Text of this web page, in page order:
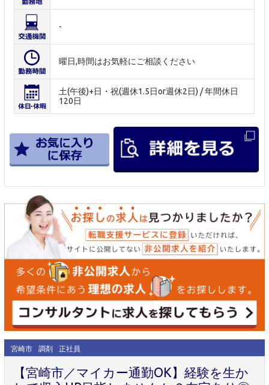
-
曜日,時間はお気軽にご相談ください
土(午後)+日・祝(週休1.5日or週休2日) / 年間休日
120日
宮崎市 調剤 正社員
【宮崎市／マイカー通勤OK】経験を生か